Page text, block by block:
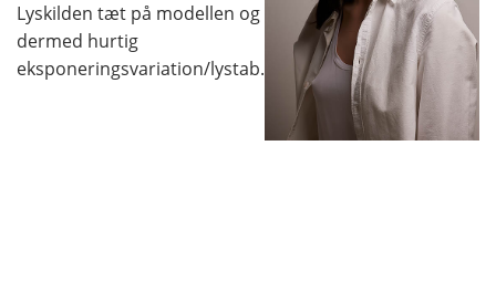
Lyskilden tæt på modellen og
dermed hurtig
eksponeringsvariation/lystab.